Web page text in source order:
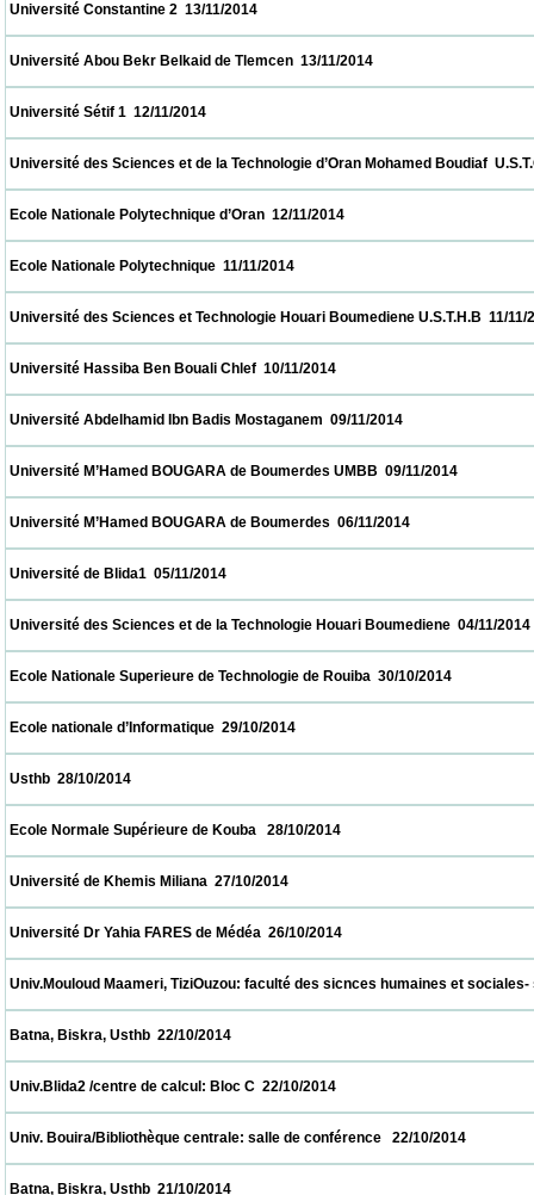
Université Constantine 2  13/11/2014
Université Abou Bekr Belkaid de Tlemcen  13/11/2014
Université Sétif 1  12/11/2014
Université des Sciences et de la Technologie d’Oran Mohamed
Ecole Nationale Polytechnique d’Oran  12/11/2014
Ecole Nationale Polytechnique  11/11/2014
Université des Sciences et Technologie Houari Boumediene
Université Hassiba Ben Bouali Chlef  10/11/2014
Université Abdelhamid Ibn Badis Mostaganem  09/11/2014
Université M’Hamed BOUGARA de Boumerdes UMBB  09/11/
Université M’Hamed BOUGARA de Boumerdes  06/11/2014
Université de Blida1  05/11/2014
Université des Sciences et de la Technologie Houari
Ecole Nationale Superieure de Technologie de Rouiba  30/10/
Ecole nationale d’Informatique  29/10/2014
Usthb  28/10/2014
Ecole Normale Supérieure de Kouba   28/10/2014
Université de Khemis Miliana  27/10/2014
Université Dr Yahia FARES de Médéa  26/10/2014
Univ.Mouloud Maameri, TiziOuzou: faculté des sicnces humaines et
Batna, Biskra, Usthb  22/10/2014
Univ.Blida2 /centre de calcul: Bloc C  22/10/2014
Univ. Bouira/Bibliothèque centrale: salle de conférence   22/10/
Batna, Biskra, Usthb  21/10/2014